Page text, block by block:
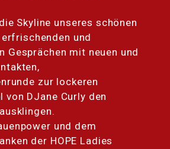
Skyline unseres schönen
und
Gesprächen mit neuen und
zur lockeren
von DJane Curly den
und dem
der HOPE Ladies